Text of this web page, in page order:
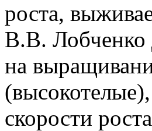
роста,
В.В. Лобченко
на
скорости